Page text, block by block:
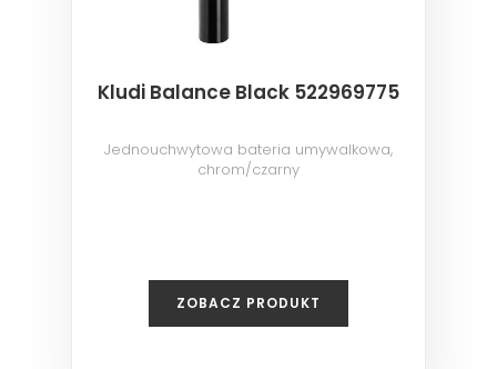
Kludi Balance Black 522969775
Jednouchwytowa bateria umywalkowa,
chrom/czarny
ZOBACZ PRODUKT